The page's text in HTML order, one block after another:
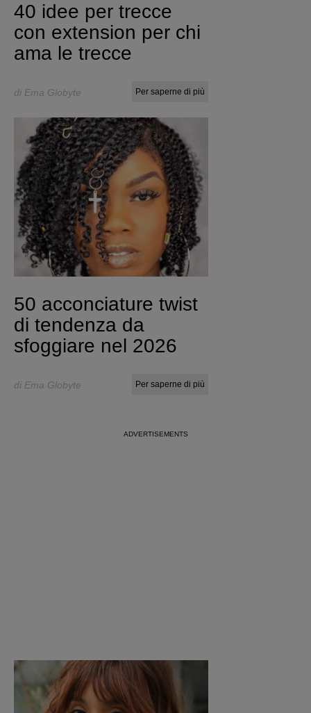
40 idee per trecce
con extension per chi
ama le trecce
di Ema Globyte Per saperne di più
50 acconciature twist
di tendenza da
sfoggiare nel 2026
di Ema Globyte Per saperne di più